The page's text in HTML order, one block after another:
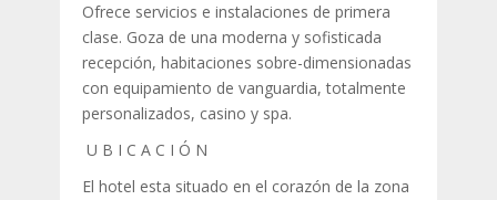
Ofrece servicios e instalaciones de primera
clase. Goza de una moderna y sofisticada
recepción, habitaciones sobre-dimensionadas
con equipamiento de vanguardia, totalmente
personalizados, casino y spa.
U B I C A C I Ó N
El hotel esta situado en el corazón de la zona